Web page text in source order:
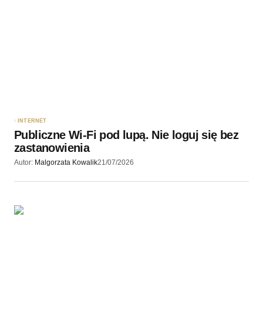
INTERNET
Publiczne Wi-Fi pod lupą. Nie loguj się bez
zastanowienia
Autor: Malgorzata Kowalik21/07/2026